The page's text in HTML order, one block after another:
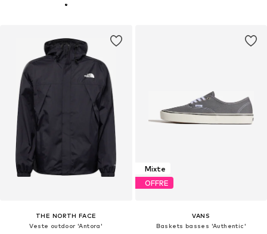
THE NORTH FACE
Veste outdoor 'Antora'
Mixte
OFFRE
VANS
Baskets basses 'Authentic'